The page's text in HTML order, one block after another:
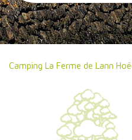
Camping La Ferme de Lann